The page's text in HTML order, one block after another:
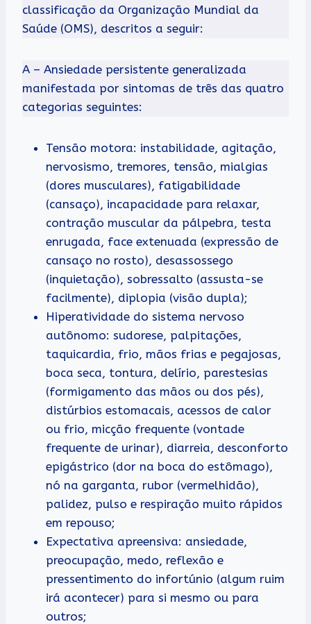
classificação da Organização Mundial da
Saúde (OMS), descritos a seguir:
A – Ansiedade persistente generalizada
manifestada por sintomas de três das quatro
categorias seguintes:
Tensão motora: instabilidade, agitação,
nervosismo, tremores, tensão, mialgias
(dores musculares), fatigabilidade
(cansaço), incapacidade para relaxar,
contração muscular da pálpebra, testa
enrugada, face extenuada (expressão de
cansaço no rosto), desassossego
(inquietação), sobressalto (assusta-se
facilmente), diplopia (visão dupla);
Hiperatividade do sistema nervoso
autônomo: sudorese, palpitações,
taquicardia, frio, mãos frias e pegajosas,
boca seca, tontura, delírio, parestesias
(formigamento das mãos ou dos pés),
distúrbios estomacais, acessos de calor
ou frio, micção frequente (vontade
frequente de urinar), diarreia, desconforto
epigástrico (dor na boca do estômago),
nó na garganta, rubor (vermelhidão),
palidez, pulso e respiração muito rápidos
em repouso;
Expectativa apreensiva: ansiedade,
preocupação, medo, reflexão e
pressentimento do infortúnio (algum ruim
irá acontecer) para si mesmo ou para
outros;